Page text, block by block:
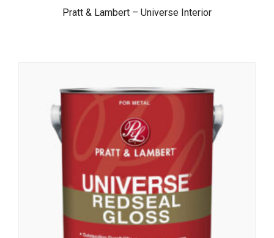
Pratt & Lambert – Universe Interior